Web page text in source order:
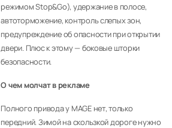
режимом Stop&Go), удержание в полосе,
автоторможение, контроль слепых зон,
предупреждение об опасности при открытии
двери. Плюс к этому — боковые шторки
безопасности.
О чем молчат в рекламе
Полного привода у MAGE нет, только
передний. Зимой на скользкой дороге нужно